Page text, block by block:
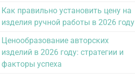
Как правильно установить цену на
изделия ручной работы в 2026 году
Ценообразование авторских
изделий в 2026 году: стратегии и
факторы успеха